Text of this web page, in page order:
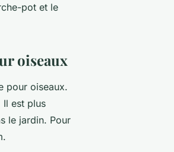
pot et le
oiseaux
pour oiseaux.
Il est plus
le jardin. Pour